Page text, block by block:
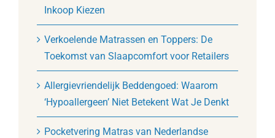
Inkoop Kiezen
Verkoelende Matrassen en Toppers: De
Toekomst van Slaapcomfort voor Retailers
Allergievriendelijk Beddengoed: Waarom
‘Hypoallergeen’ Niet Betekent Wat Je Denkt
Pocketvering Matras van Nederlandse